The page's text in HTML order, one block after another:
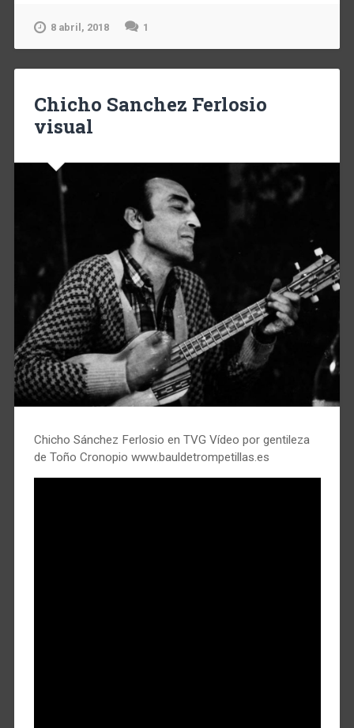
8 abril, 2018 1
Chicho Sanchez Ferlosio
visual
Chicho Sánchez Ferlosio en TVG Vídeo por gentileza
de Toño Cronopio www.bauldetrompetillas.es